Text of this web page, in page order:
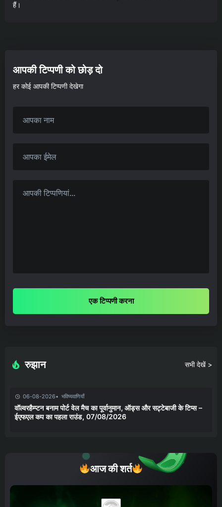
हैं।
आपकी टिप्पणी को छोड़ दो
हर कोई आपकी टिप्पणी देखेगा
एक टिप्पणी करना
रुझान सभी देखें >
06-08-2026 भविष्यवाणियाँ
वॉल्वरहैम्प्टन बनाम पोर्ट वेल मैच का पूर्वानुमान, ऑड्स और सट्टेबाजी के टिप्स –
ईएफएल कप का पहला राउंड, 07/08/2026
आज की शर्त